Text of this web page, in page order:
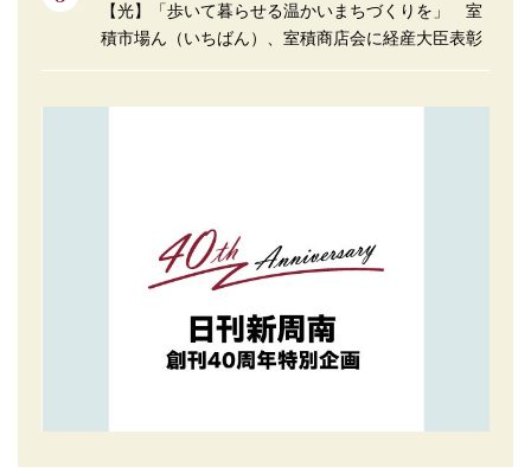
【光】「歩いて暮らせる温かいまちづくりを」 室
積市場ん（いちばん）、室積商店会に経産大臣表彰